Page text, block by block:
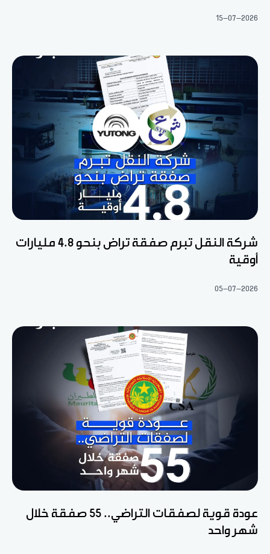
15-07-2026
شركة النقل تبرم صفقة تراض بنحو 4.8 مليارات
أوقية
05-07-2026
عودة قوية لصفقات التراضي.. 55 صفقة خلال
شهر واحد